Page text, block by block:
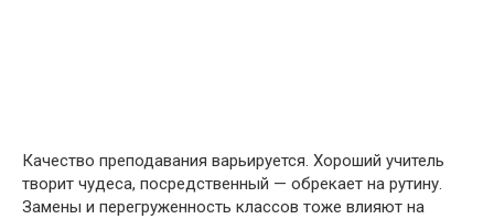
Качество преподавания варьируется. Хороший учитель
творит чудеса, посредственный — обрекает на рутину.
Замены и перегруженность классов тоже влияют на